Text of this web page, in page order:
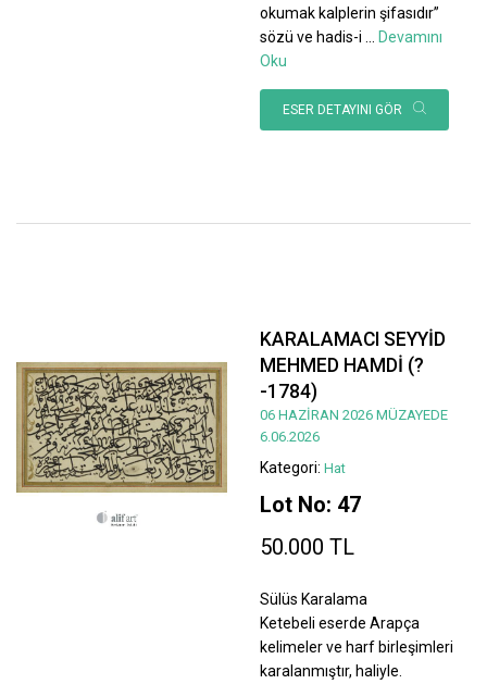
okumak kalplerin şifasıdır”
sözü ve hadis-i ... Devamını
Oku
ESER DETAYINI GÖR
KARALAMACI SEYYİD
MEHMED HAMDİ (?
-1784)
06 HAZİRAN 2026 MÜZAYEDE
6.06.2026
Kategori: Hat
Lot No: 47
50.000 TL
Sülüs Karalama
Ketebeli eserde Arapça
kelimeler ve harf birleşimleri
karalanmıştır, haliyle.